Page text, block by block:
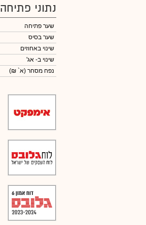
נתוני פתיחה
שער פתיחה
שער בסיס
שינוי באחוזים
שינוי ב- אג'
נפח מסחר (א` ₪)